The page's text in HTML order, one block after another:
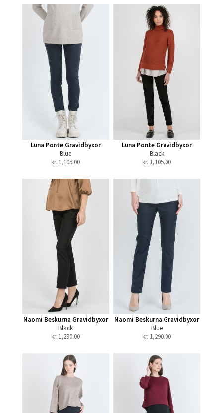
Luna Ponte Gravidbyxor
Blue
kr. 1,105.00
Luna Ponte Gravidbyxor
Black
kr. 1,105.00
Naomi Beskurna Gravidbyxor
Black
kr. 1,290.00
Naomi Beskurna Gravidbyxor
Blue
kr. 1,290.00